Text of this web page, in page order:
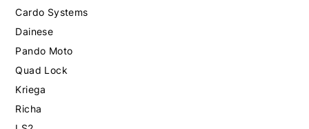
Cardo Systems
Dainese
Pando Moto
Quad Lock
Kriega
Richa